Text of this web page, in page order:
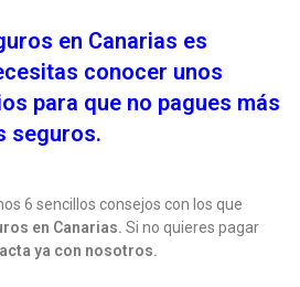
en Canarias es
conocer unos
para que no pagues más
seguros.
6 sencillos consejos con los que
en Canarias. Si no quieres pagar
ya con nosotros.